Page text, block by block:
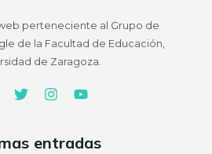
perteneciente al Grupo de
de la Facultad de Educación,
de Zaragoza.
entradas